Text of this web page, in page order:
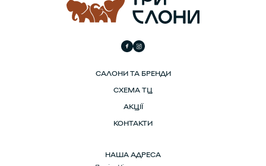
САЛОНИ ТА БРЕНДИ
СХЕМА ТЦ
АКЦІЇ
КОНТАКТИ
НАША АДРЕСА